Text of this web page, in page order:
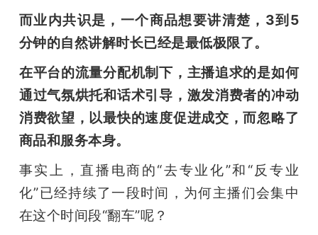
而业内共识是，一个商品想要讲清楚，3到5
分钟的自然讲解时长已经是最低极限了。
在平台的流量分配机制下，主播追求的是如何
通过气氛烘托和话术引导，激发消费者的冲动
消费欲望，以最快的速度促进成交，而忽略了
商品和服务本身。
事实上，直播电商的“去专业化”和“反专业
化”已经持续了一段时间，为何主播们会集中
在这个时间段“翻车”呢？